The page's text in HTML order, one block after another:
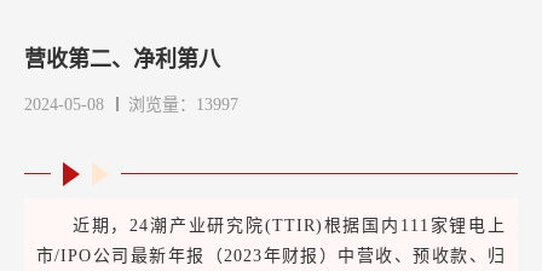
营收第二、净利第八
2024-05-08 浏览量：13997
近期，24潮产业研究院(TTIR)根据国内111家锂电上
市/IPO公司最新年报（2023年财报）中营收、预收款、归